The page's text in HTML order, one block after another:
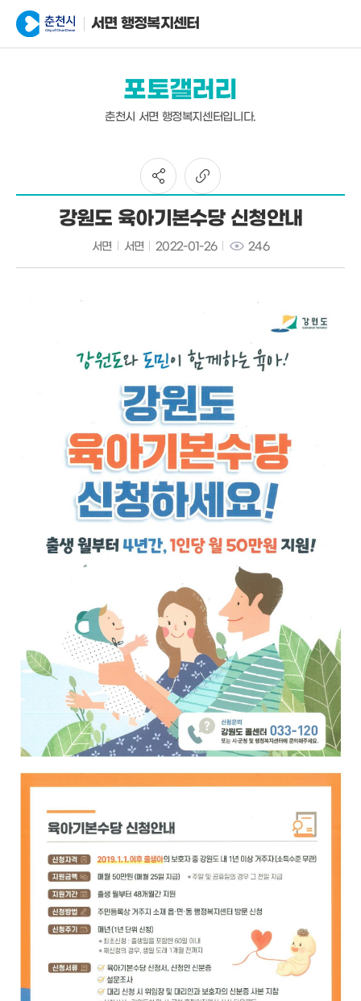
서면 행정복지센터
포토갤러리
춘천시 서면 행정복지센터입니다.
강원도 육아기본수당 신청안내
서면 서면 2022-01-26 246